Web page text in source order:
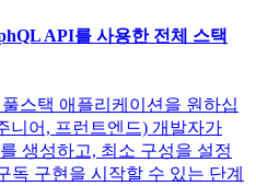
API를 사용한 전체 스택
스택 애플리케이션을 원하십
니어, 프런트엔드) 개발자가
생성하고, 최소 구성을 설정
독 구현을 시작할 수 있는 단계